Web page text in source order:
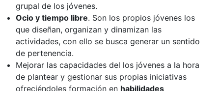
grupal de los jóvenes.
Ocio y tiempo libre. Son los propios jóvenes los
que diseñan, organizan y dinamizan las
actividades, con ello se busca generar un sentido
de pertenencia.
Mejorar las capacidades del los jóvenes a la hora
de plantear y gestionar sus propias iniciativas
ofreciéndoles formación en habilidades